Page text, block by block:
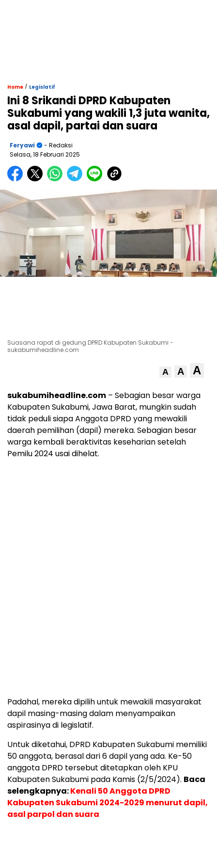
Home / Legislatif
Ini 8 Srikandi DPRD Kabupaten
Sukabumi yang wakili 1,3 juta wanita,
asal dapil, partai dan suara
Feryawi
- Redaksi
Selasa, 18 Februari 2025
Suasana rapat di gedung DPRD Kabupaten Sukabumi -
sukabumiheadline.com
A A A
sukabumiheadline.com – Sebagian besar warga
Kabupaten Sukabumi, Jawa Barat, mungkin sudah
tidak peduli siapa Anggota DPRD yang mewakili
daerah pemilihan (dapil) mereka. Sebagian besar
warga kembali beraktivitas keseharian setelah
Pemilu 2024 usai dihelat.
Padahal, mereka dipilih untuk mewakili masyarakat
dapil masing-masing dalam menyampaikan
aspirasinya di legislatif.
Untuk diketahui, DPRD Kabupaten Sukabumi memiliki
50 anggota, berasal dari 6 dapil yang ada. Ke-50
anggota DPRD tersebut ditetapkan oleh KPU
Kabupaten Sukabumi pada Kamis (2/5/2024). Baca
selengkapnya:Kenali 50 Anggota DPRD
Kabupaten Sukabumi 2024-2029 menurut dapil,
asal parpol dan suara